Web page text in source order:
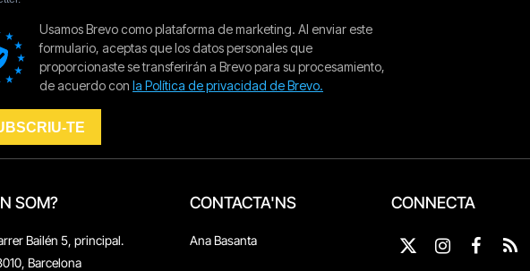
SOM?
Bailén 5, principal.
Barcelona
CONTACTA'NS
Ana Basanta
CONNECTA
X
Instagram
Facebook
RSS